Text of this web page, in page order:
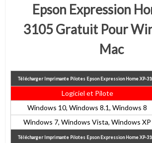
Epson Expression
3105 Gratuit Pour
Mac
Télécharger Imprimante Pilotes Epson Expression Home XP-
Logiciel et Pilote
Windows 10, Windows 8.1, Windows 8
Windows 7, Windows Vista, Windows XP
Télécharger Imprimante Pilotes Epson Expression Home XP-